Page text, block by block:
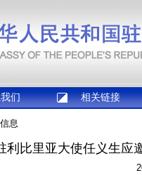
们 相关链接
息
利比里亚大使任义生应